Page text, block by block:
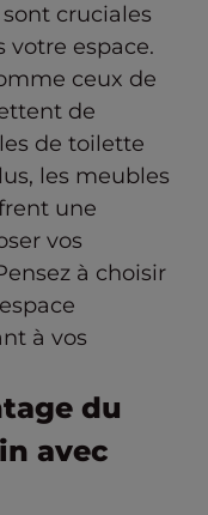
cruciales
espace.
ceux de
de
de toilette
les meubles
une
vos
à choisir
à vos
du
avec